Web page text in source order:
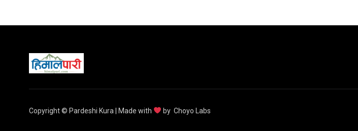
Copyright © Pardeshi Kura | Made with by Choyo Labs